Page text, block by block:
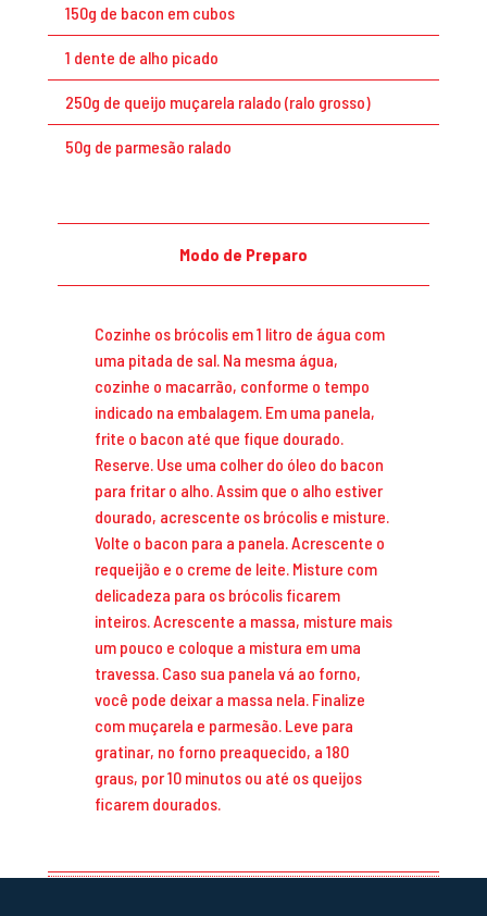
150g de bacon em cubos
1 dente de alho picado
250g de queijo muçarela ralado (ralo grosso)
50g de parmesão ralado
Modo de Preparo
Cozinhe os brócolis em 1 litro de água com
uma pitada de sal. Na mesma água,
cozinhe o macarrão, conforme o tempo
indicado na embalagem. Em uma panela,
frite o bacon até que fique dourado.
Reserve. Use uma colher do óleo do bacon
para fritar o alho. Assim que o alho estiver
dourado, acrescente os brócolis e misture.
Volte o bacon para a panela. Acrescente o
requeijão e o creme de leite. Misture com
delicadeza para os brócolis ficarem
inteiros. Acrescente a massa, misture mais
um pouco e coloque a mistura em uma
travessa. Caso sua panela vá ao forno,
você pode deixar a massa nela. Finalize
com muçarela e parmesão. Leve para
gratinar, no forno preaquecido, a 180
graus, por 10 minutos ou até os queijos
ficarem dourados.